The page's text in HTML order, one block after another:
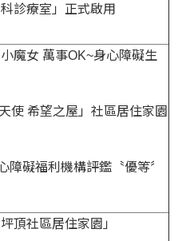
診療室」正式啟用
魔女 萬事OK~身心障礙生
使 希望之屋」社區居住家園
障礙福利機構評鑑〝優等〞
頂社區居住家園」